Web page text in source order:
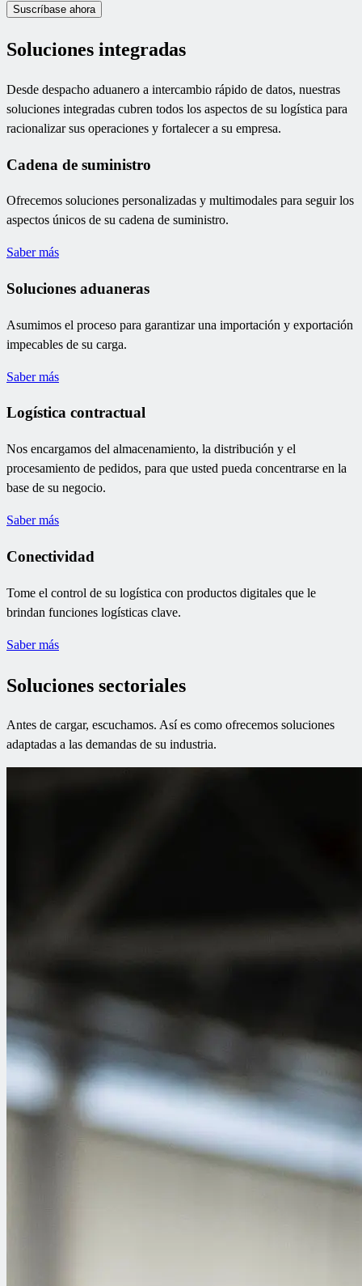
Suscríbase ahora
Soluciones integradas
Desde despacho aduanero a intercambio rápido de datos, nuestras
soluciones integradas cubren todos los aspectos de su logística para
racionalizar sus operaciones y fortalecer a su empresa.
Cadena de suministro
Ofrecemos soluciones personalizadas y multimodales para seguir los
aspectos únicos de su cadena de suministro.
Saber más
Soluciones aduaneras
Asumimos el proceso para garantizar una importación y exportación
impecables de su carga.
Saber más
Logística contractual
Nos encargamos del almacenamiento, la distribución y el
procesamiento de pedidos, para que usted pueda concentrarse en la
base de su negocio.
Saber más
Conectividad
Tome el control de su logística con productos digitales que le
brindan funciones logísticas clave.
Saber más
Soluciones sectoriales
Antes de cargar, escuchamos. Así es como ofrecemos soluciones
adaptadas a las demandas de su industria.